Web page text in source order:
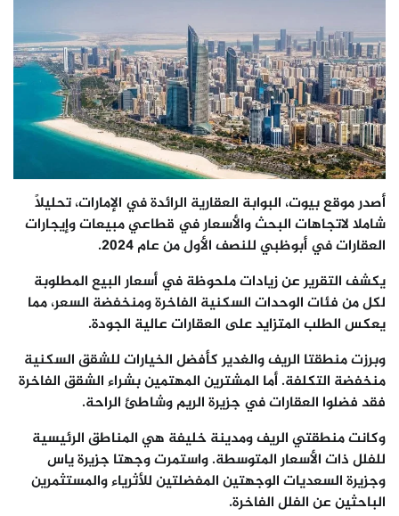
أصدر موقع بيوت، البوابة العقارية الرائدة في الإمارات، تحليلًا
شاملالاتجاهات البحث والأسعار في قطاعي مبيعات وإيجارات
العقارات في أبوظبي للنصف الأول من عام 2024.
يكشف التقرير عن زيادات ملحوظة في أسعار البيع المطلوبة
لكل من فئاتالوحداتالسكنية الفاخرة ومنخفضة السعر، مما
يعكس الطلب المتزايد على العقارات عالية الجودة.
وبرزت منطقتا الريف والغدير كأفضل الخيارات للشقق السكنية
منخفضة التكلفة. أما المشترين المهتمين بشراء الشقق الفاخرة
فقد فضلوا العقارات في جزيرة الريم وشاطئ الراحة.
وكانت منطقتي الريف ومدينة خليفة هي المناطق الرئيسية
للفلل ذات الأسعار المتوسطة. واستمرت وجهتا جزيرة ياس
وجزيرة السعديات الوجهتين المفضلتين للأثرياء والمستثمرين
الباحثين عن الفلل الفاخرة.